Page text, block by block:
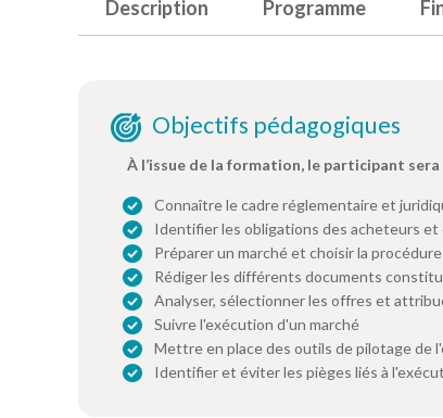
Description Programme
Objectifs pédagogiques
À l’issue de la formation, le participant sera
Connaître le cadre réglementaire et
Identifier les obligations des acheteurs
Préparer un marché et choisir la
Rédiger les différents documents
Analyser, sélectionner les offres et
Suivre l'exécution d'un marché
Mettre en place des outils de pilotage de
Identifier et éviter les pièges liés à